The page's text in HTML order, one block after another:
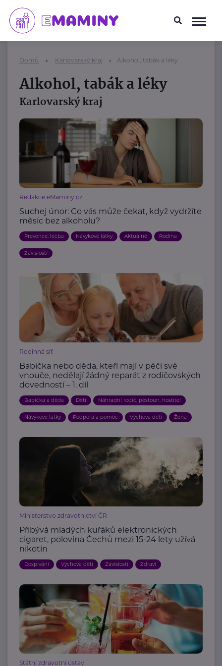
Domů Karlovarský kraj Alkohol, tabák a léky
Alkohol, tabák a léky
Karlovarský kraj
Redakce eMaminy.cz
Suchej únor: Co vás může čekat, když vydržíte
měsíc bez alkoholu?
Prevence, léčba Návykové látky Aktuálně Rodina
Závislosti
Rodinná síť
Babička nebo děda, kteří mají v péči své
vnouče, nedělají žádný reparát z rodičovských
dovedností – 1. díl
Babička a děda Děti Náhradní rodič, pěstoun, hostitel
Návykové látky Podpora a pomoc Výchova dětí Žena
Ministerstvo zdravotnictví ČR
Přibývá mladých kuřáků elektronických
cigaret, polovina Čechů mezi 15-24 lety užívá
nikotin
Dospívání Výchova dětí Závislosti Zdraví
Státní zdravotní ústav